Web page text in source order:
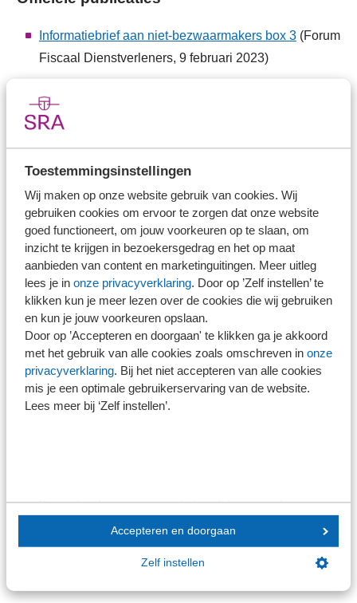
Toestemmingsinstellingen
Wij maken op onze website gebruik van cookies. Wij
gebruiken cookies om ervoor te zorgen dat onze website
goed functioneert, om jouw voorkeuren op te slaan, om
inzicht te krijgen in bezoekersgedrag en het op maat
aanbieden van content en marketinguitingen. Meer uitleg
lees je in onze privacyverklaring. Door op ’Zelf instellen’ te
klikken kun je meer lezen over de cookies die wij gebruiken
en kun je jouw voorkeuren opslaan.
Door op ’Accepteren en doorgaan' te klikken ga je akkoord
met het gebruik van alle cookies zoals omschreven in onze
privacyverklaring. Bij het niet accepteren van alle cookies
mis je een optimale gebruikerservaring van de website.
Lees meer bij ‘Zelf instellen’.
Accepteren en doorgaan
Zelf instellen
Informatiebrief aan niet-bezwaarmakers box 3 (Forum
Fiscaal Dienstverleners, 9 februari 2023)
officieel
januari 2023)
Besluit van 25 januari 2023, nr. 2023-1194
(Aanwijzing massaal bezwaar plus over
kalenderjaren 2017 tot en met 2020)(Staatscourant,
27 januari 2023)
Antwoord op vragen over rechtsherstel box 3
(Rijksoverheid, 25 november 2022)
2e nota van wijziging Overbruggingswet box 3(7
november 2022, Rijksoverheid)
Box 3: doorbreek de formele rechtskracht
Kamerbrief over scenario's herstel voor niet-
bezwaarmakers box 3(Rijksoverheid, 8 juli 2022)